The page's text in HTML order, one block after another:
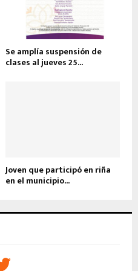
Se amplía suspensión de
clases al jueves 25...
Joven que participó en riña
en el municipio...